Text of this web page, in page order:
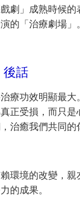
劇」成熟時候
的「治療劇場」
後話
療功效明顯最
正受損，而只
治癒我們共同的
環境的改變，
的成果。